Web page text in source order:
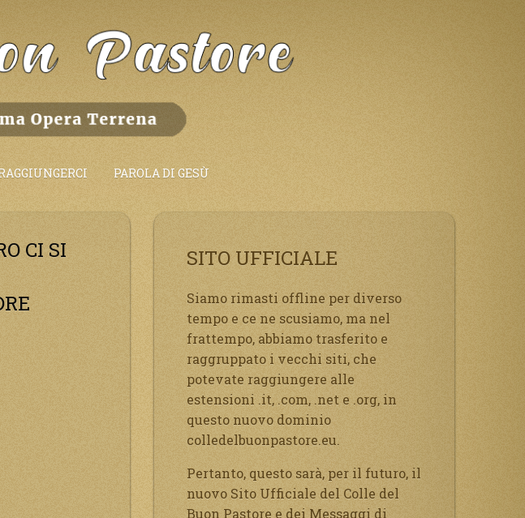
PAROLA DI GESÙ
CI SI
SITO UFFICIALE
Siamo rimasti offline per diverso
tempo e ce ne scusiamo, ma nel
frattempo, abbiamo trasferito e
raggruppato i vecchi siti, che
potevate raggiungere alle
estensioni .it, .com, .net e .org, in
questo nuovo dominio
colledelbuonpastore.eu.
Pertanto, questo sarà, per il futuro, il
nuovo Sito Ufficiale del Colle del
Buon Pastore e dei Messaggi di